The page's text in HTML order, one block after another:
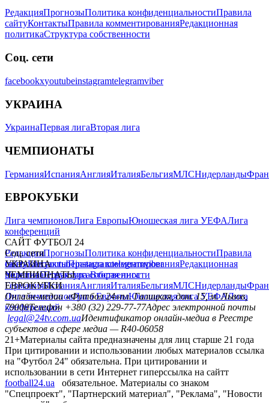
РедакцияПрогнозыПолитика конфиденциальностиПравила
сайтуКонтактыПравила комментированияРедакционная
политикаСтруктура собственности
Соц. сети
facebookxyoutubeinstagramtelegramviber
УКРАИНА
УкраинаПервая лигаВторая лига
ЧЕМПИОНАТЫ
ГерманияИспанияАнглияИталияБельгияМЛСНидерланды
ЕВРОКУБКИ
Лига чемпионовЛига ЕвропыЮношеская лига УЕФАЛига
конференций
САЙТ ФУТБОЛ 24
РедакцияПрогнозыПолитика конфиденциальностиПравила
сайтуКонтактыПравила комментированияРедакционная
политикаСтруктура собственности
Соц. сети
facebookxyoutubeinstagramtelegramviber
УКРАИНА
УкраинаПервая лигаВторая лига
ЧЕМПИОНАТЫ
ГерманияИспанияАнглияИталияБельгияМЛСНидерланды
ЕВРОКУБКИ
Лига чемпионовЛига ЕвропыЮношеская лига УЕФАЛига
конференций
Онлайн-медиа «Футбол 24»пл. Галицкая, дом. 15, м. Львов,
79008Телефон +380 (32) 229-77-77Адрес электронной почты
legal@24tv.com.uaИдентификатор онлайн-медиа в Реестре
субъектов в сфере медиа — R40-06058
21+Материалы сайта предназначены для лиц старше 21 года
При цитировании и использовании любых материалов ссылка
на "Футбол 24" обязательна. При цитировании и
использовании в сети Интернет гиперссылка на сайтт
football24.ua
обязательное. Материалы со знаком
"Спецпроект", "Партнерский материал", "Реклама", "Новости